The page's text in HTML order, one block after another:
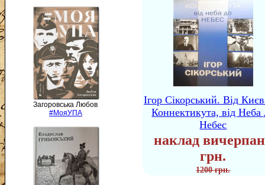
Загоровська Любов
#МояУПА
Ігор Сікорський. Від
Коннектикута, від Неба
Небес
наклад
грн.
1200 грн.